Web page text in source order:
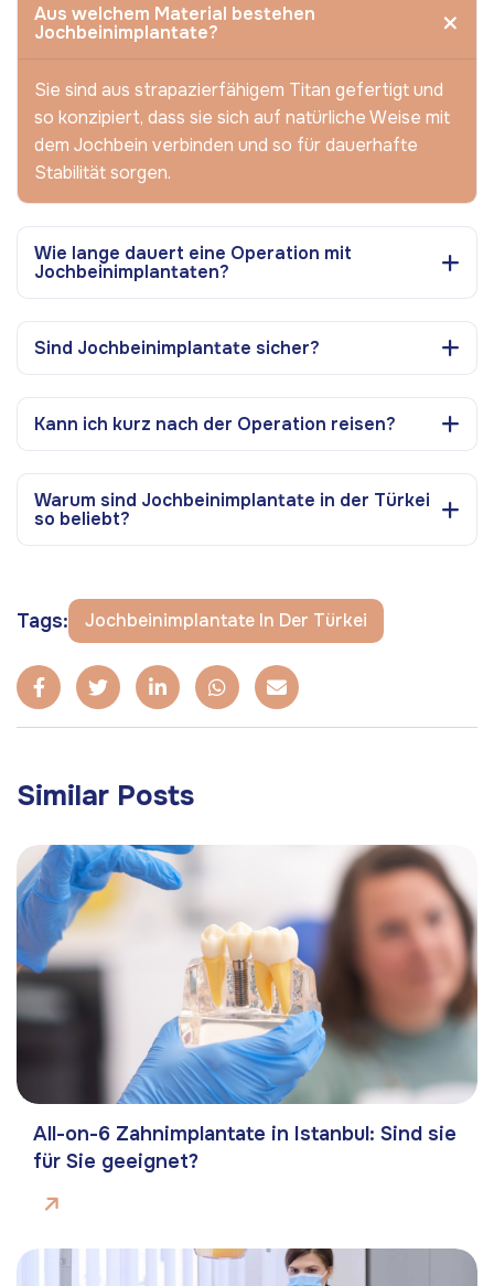
Aus welchem Material bestehen
Jochbeinimplantate?
Sie sind aus strapazierfähigem Titan gefertigt und
so konzipiert, dass sie sich auf natürliche Weise mit
dem Jochbein verbinden und so für dauerhafte
Stabilität sorgen.
Wie lange dauert eine Operation mit
Jochbeinimplantaten?
Sind Jochbeinimplantate sicher?
Kann ich kurz nach der Operation reisen?
Warum sind Jochbeinimplantate in der Türkei
so beliebt?
Tags: Jochbeinimplantate In Der Türkei
Similar Posts
All-on-6 Zahnimplantate in Istanbul: Sind sie
für Sie geeignet?